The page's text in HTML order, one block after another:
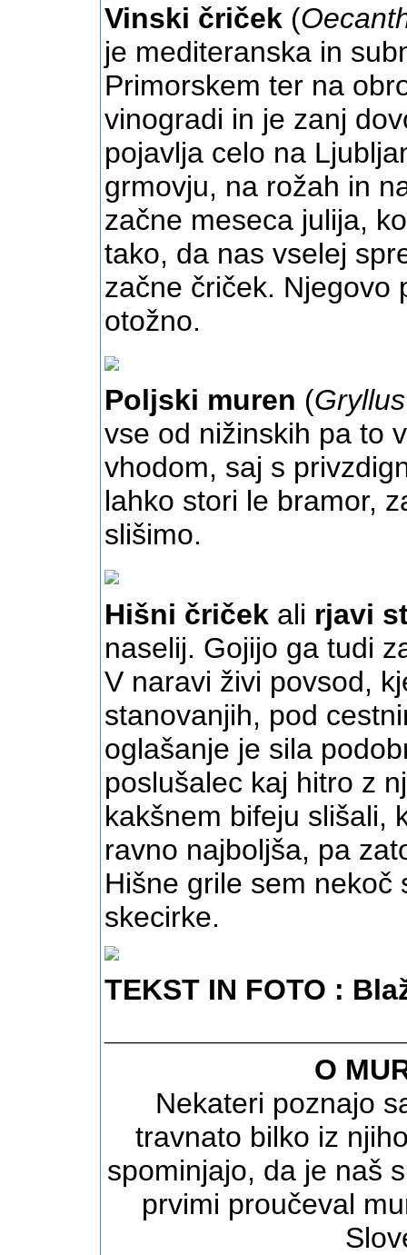
Vinski čriček (
je mediteranska in
Primorskem ter na
vinogradi in je zanj
pojavlja celo na
grmovju, na rožah in
začne meseca julija,
tako, da nas vselej
začne čriček. Njegovo
otožno.
Poljski muren (
vse od nižinskih pa to
vhodom, saj s
lahko stori le bramor,
slišimo.
Hišni čriček ali rjavi
naselij. Gojijo ga tudi
V naravi živi povsod,
stanovanjih, pod
oglašanje je sila
poslušalec kaj hitro z
kakšnem bifeju slišali,
ravno najboljša, pa
Hišne grile sem nekoč
skecirke.
TEKST IN FOTO :
O
Nekateri poznajo
travnato bilko iz
spominjajo, da je naš
prvimi proučeval